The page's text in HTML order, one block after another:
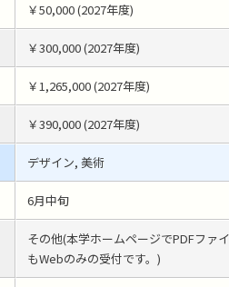
￥50,000 (2027年度)
￥300,000 (2027年度)
￥1,265,000 (2027年度)
￥390,000 (2027年度)
デザイン, 美術
6月中旬
その他(本学ホームページでPDFファ
もWebのみの受付です。)